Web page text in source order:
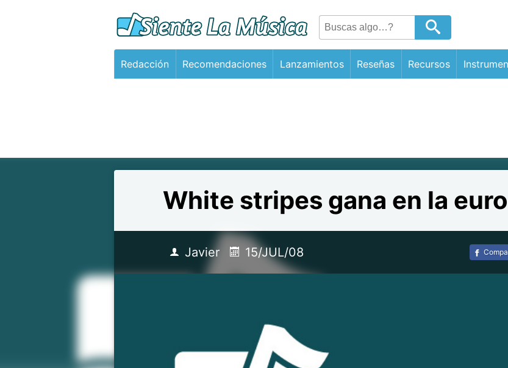
Redacción Recomendaciones Lanzamientos Reseñas Recursos
White stripes gana en la
Javier 15/JUL/08